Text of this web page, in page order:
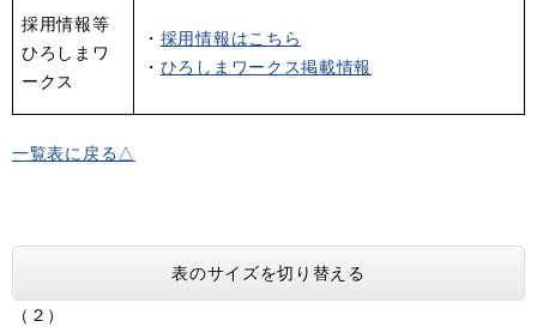
採用情報等
ひろしまワ
ークス
・ 採用情報はこちら
・ ひろしまワークス掲載情報
一覧表に戻る△
表のサイズを切り替える
（２）